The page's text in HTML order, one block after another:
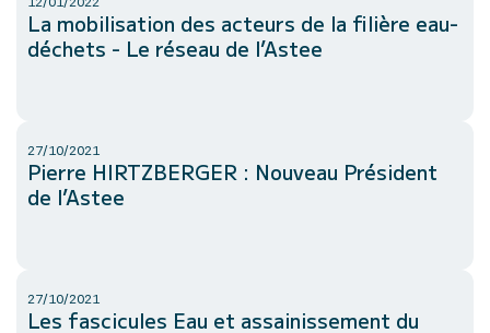
La mobilisation des acteurs de la filière eau-
déchets - Le réseau de l’Astee
27/10/2021
Pierre HIRTZBERGER : Nouveau Président
de l’Astee
27/10/2021
Les fascicules Eau et assainissement du